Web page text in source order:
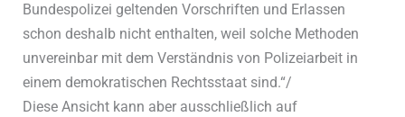
Bundespolizei geltenden Vorschriften und Erlassen
schon deshalb nicht enthalten, weil solche Methoden
unvereinbar mit dem Verständnis von Polizeiarbeit in
einem demokratischen Rechtsstaat sind.“/
Diese Ansicht kann aber ausschließlich auf